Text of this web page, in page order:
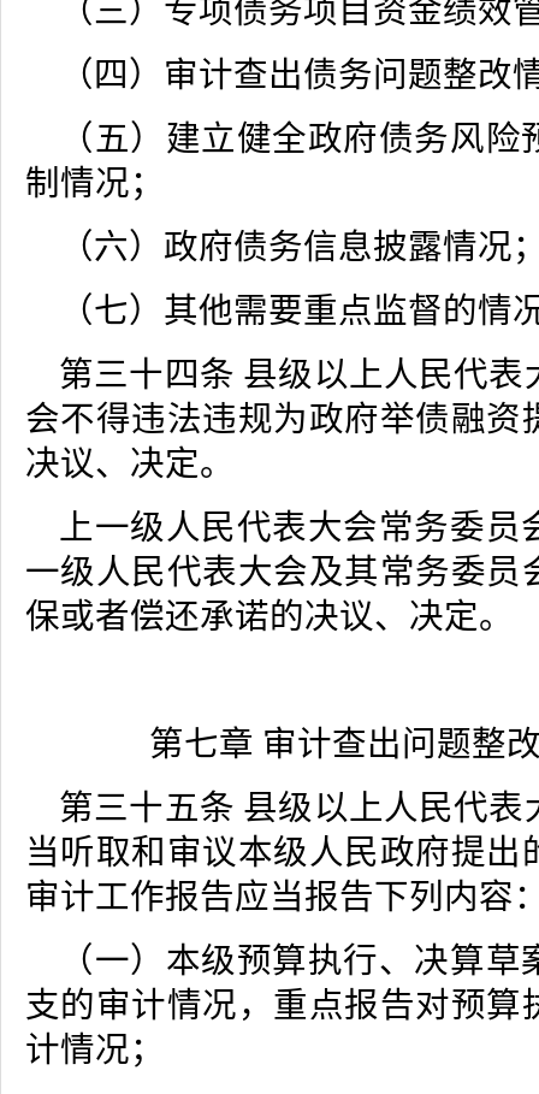
（三）专项债务项目资金绩效
（四）审计查出债务问题整改
（五）建立健全政府债务风
制情况；
（六）政府债务信息披露情况
（七）其他需要重点监督的情
第三十四条 县级以上人民代表
会不得违法违规为政府举债融资
决议、决定。
上一级人民代表大会常务委员
一级人民代表大会及其常务委员
保或者偿还承诺的决议、决定。
第七章 审计查出问题整
第三十五条 县级以上人民代表
当听取和审议本级人民政府提出
审计工作报告应当报告下列内容
（一）本级预算执行、决算
支的审计情况，重点报告对预算
计情况；